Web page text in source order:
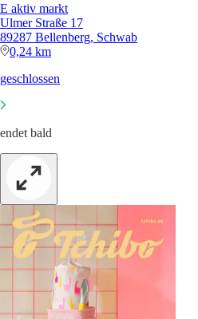
E aktiv markt
Ulmer Straße 17
89287 Bellenberg, Schwab
0,24 km
geschlossen
endet bald